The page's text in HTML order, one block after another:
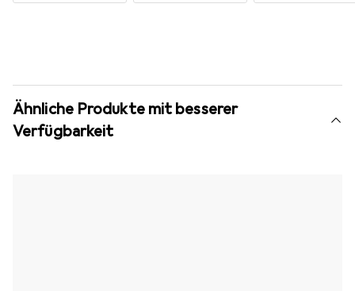
Ähnliche Produkte mit besserer
Verfügbarkeit